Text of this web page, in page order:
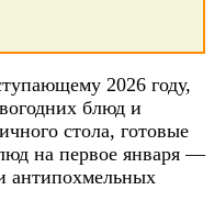
2026 году,
блюд и
стола, готовые
на первое января —
антипохмельных